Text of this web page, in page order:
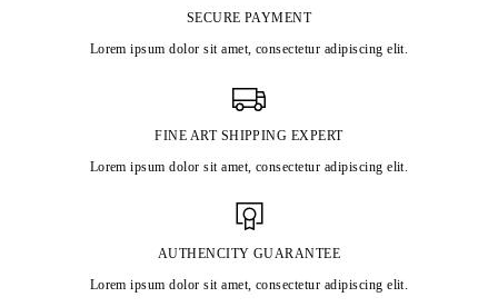
SECURE PAYMENT
Lorem ipsum dolor sit amet, consectetur adipiscing elit.
FINE ART SHIPPING EXPERT
Lorem ipsum dolor sit amet, consectetur adipiscing elit.
AUTHENCITY GUARANTEE
Lorem ipsum dolor sit amet, consectetur adipiscing elit.